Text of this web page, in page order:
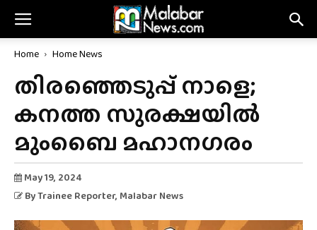
Home Home News
തിരഞ്ഞെടുപ്പ് നാളെ;
കനത്ത സുരക്ഷയിൽ
മുംബൈ മഹാനഗരം
May 19, 2024
ByTrainee Reporter, Malabar News